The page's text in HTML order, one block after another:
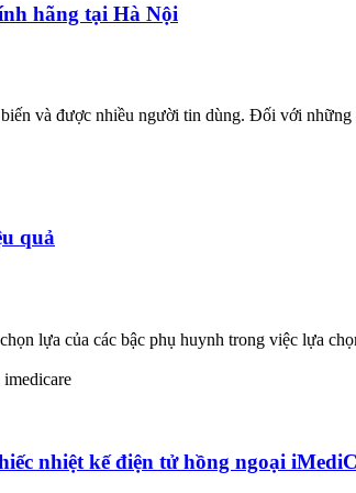
hãng tại Hà Nội
và được nhiều người tin dùng. Đối với
quả
lựa của các bậc phụ huynh trong việc lựa
nhiệt kế điện tử hồng ngoại